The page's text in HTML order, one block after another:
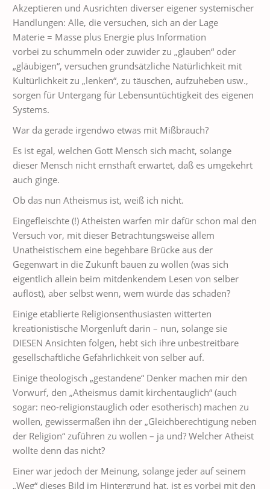
Akzeptieren und Ausrichten diverser eigener systemischer
Handlungen: Alle, die versuchen, sich an der Lage
Materie = Masse plus Energie plus Information
vorbei zu schummeln oder zuwider zu „glauben“ oder
„gläubigen“, versuchen grundsätzliche Natürlichkeit mit
Kultürlichkeit zu „lenken“, zu täuschen, aufzuheben usw.,
sorgen für Untergang für Lebensuntüchtigkeit des eigenen
Systems.
War da gerade irgendwo etwas mit Mißbrauch?
Es ist egal, welchen Gott Mensch sich macht, solange
dieser Mensch nicht ernsthaft erwartet, daß es umgekehrt
auch ginge.
Ob das nun Atheismus ist, weiß ich nicht.
Eingefleischte (!) Atheisten warfen mir dafür schon mal den
Versuch vor, mit dieser Betrachtungsweise allem
Unatheistischem eine begehbare Brücke aus der
Gegenwart in die Zukunft bauen zu wollen (was sich
eigentlich allein beim mitdenkendem Lesen von selber
auflöst), aber selbst wenn, wem würde das schaden?
Einige etablierte Religionsenthusiasten witterten
kreationistische Morgenluft darin – nun, solange sie
DIESEN Ansichten folgen, hebt sich ihre unbestreitbare
gesellschaftliche Gefährlichkeit von selber auf.
Einige theologisch „gestandene“ Denker machen mir den
Vorwurf, den „Atheismus damit kirchentauglich“ (auch
sogar: neo-religionstauglich oder esotherisch) machen zu
wollen, gewissermaßen ihn der „Gleichberechtigung neben
der Religion“ zuführen zu wollen – ja und? Welcher Atheist
wollte denn das nicht?
Einer war jedoch der Meinung, solange jeder auf seinem
„Weg“ dieses Bild im Hintergrund hat, ist es vorbei mit den